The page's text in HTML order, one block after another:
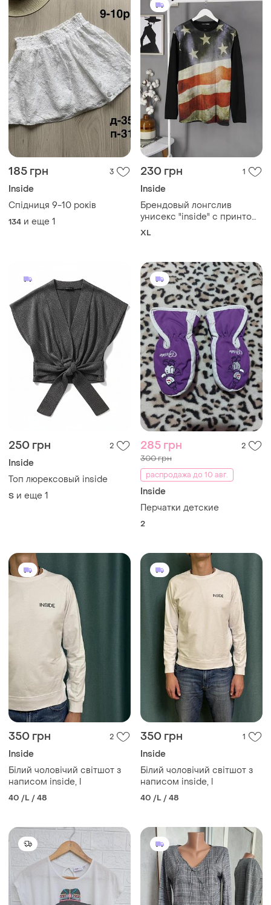
185 грн 3
Inside
Спідниця 9-10 років
134 и еще 1
230 грн 1
Inside
Брендовый лонгслив
унисекс "inside" с принтом.
размер xl.
XL
250 грн 2
Inside
Топ люрексовый inside
S и еще 1
285 грн 2
300 грн
распродажа до 10 авг.
Inside
Перчатки детские
2
350 грн 2
Inside
Білий чоловічий світшот з
написом inside, l
40 /L / 48
350 грн 1
Inside
Білий чоловічий світшот з
написом inside, l
40 /L / 48